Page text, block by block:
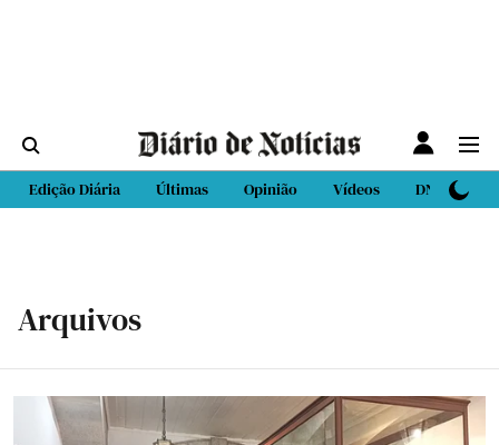
Edição Diária Últimas Opinião Vídeos DN Sport
Arquivos